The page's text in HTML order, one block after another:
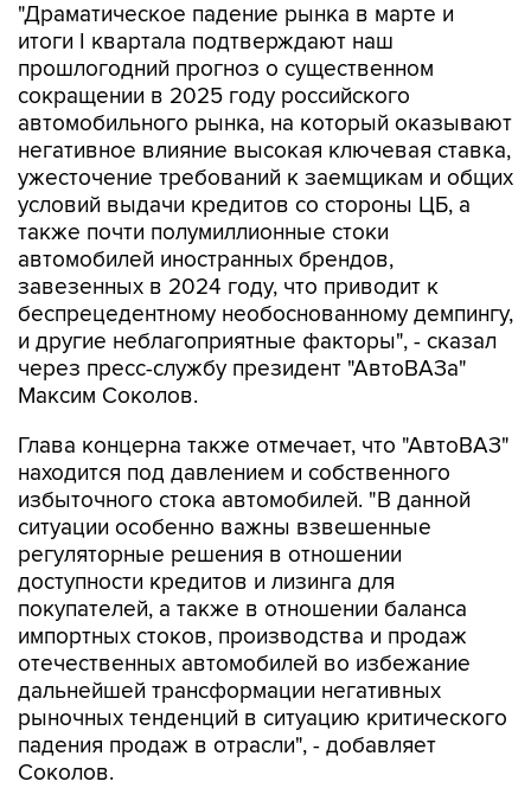
"Драматическое падение рынка в марте и
итоги I квартала подтверждают наш
прошлогодний прогноз о существенном
сокращении в 2025 году российского
автомобильного рынка, на который оказывают
негативное влияние высокая ключевая ставка,
ужесточение требований к заемщикам и общих
условий выдачи кредитов со стороны ЦБ, а
также почти полумиллионные стоки
автомобилей иностранных брендов,
завезенных в 2024 году, что приводит к
беспрецедентному необоснованному демпингу,
и другие неблагоприятные факторы", - сказал
через пресс-службу президент "АвтоВАЗа"
Максим Соколов.
Глава концерна также отмечает, что "АвтоВАЗ"
находится под давлением и собственного
избыточного стока автомобилей. "В данной
ситуации особенно важны взвешенные
регуляторные решения в отношении
доступности кредитов и лизинга для
покупателей, а также в отношении баланса
импортных стоков, производства и продаж
отечественных автомобилей во избежание
дальнейшей трансформации негативных
рыночных тенденций в ситуацию критического
падения продаж в отрасли", - добавляет
Соколов.